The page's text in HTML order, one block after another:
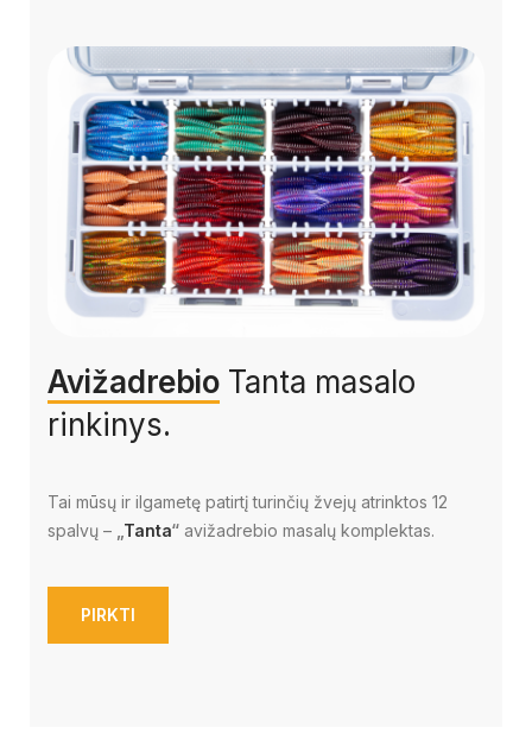
Avižadrebio Tanta masalo
rinkinys.
Tai mūsų ir ilgametę patirtį turinčių žvejų atrinktos 12
spalvų –
Tanta“ avižadrebio masalų komplektas.
PIRKTI